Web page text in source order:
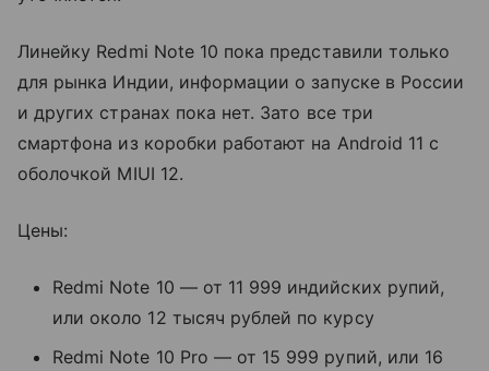
Линейку Redmi Note 10 пока представили только
для рынка Индии, информации о запуске в России
и других странах пока нет. Зато все три
смартфона из коробки работают на Android 11 с
оболочкой MIUI 12.
Цены:
Redmi Note 10 — от 11 999 индийских рупий,
или около 12 тысяч рублей по курсу
Redmi Note 10 Pro — от 15 999 рупий, или 16